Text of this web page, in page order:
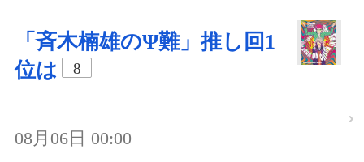
「斉木楠雄のΨ難」推し回1
位は
8
08月06日 00:00